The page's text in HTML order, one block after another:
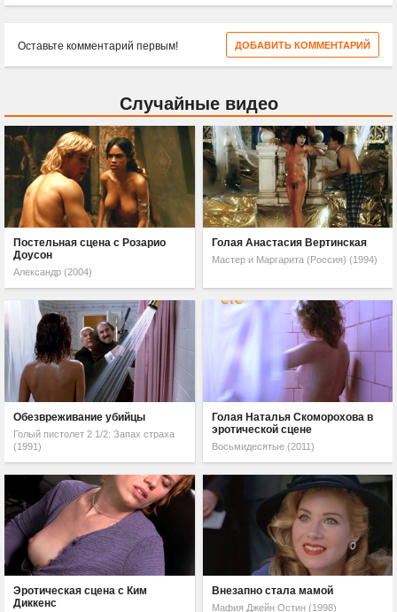
ДОБАВИТЬ КОММЕНТАРИЙ
Оставьте комментарий первым!
Случайные видео
Постельная сцена с Розарио
Доусон
Александр (2004)
Голая Анастасия Вертинская
Мастер и Маргарита (Россия) (1994)
Обезвреживание убийцы
Голый пистолет 2 1/2: Запах страха
(1991)
Голая Наталья Скоморохова в
эротической сцене
Восьмидесятые (2011)
Эротическая сцена с Ким
Диккенс
Внезапно стала мамой
Мафия Джейн Остин (1998)